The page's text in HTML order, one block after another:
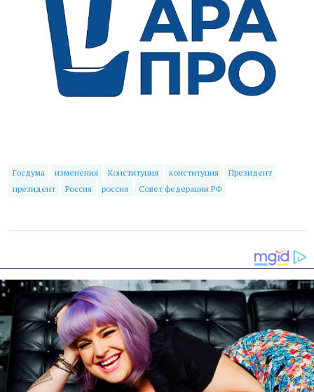
Госдума изменения Конституция конституция
Президент
президент
Россия россия Совет федерации РФ